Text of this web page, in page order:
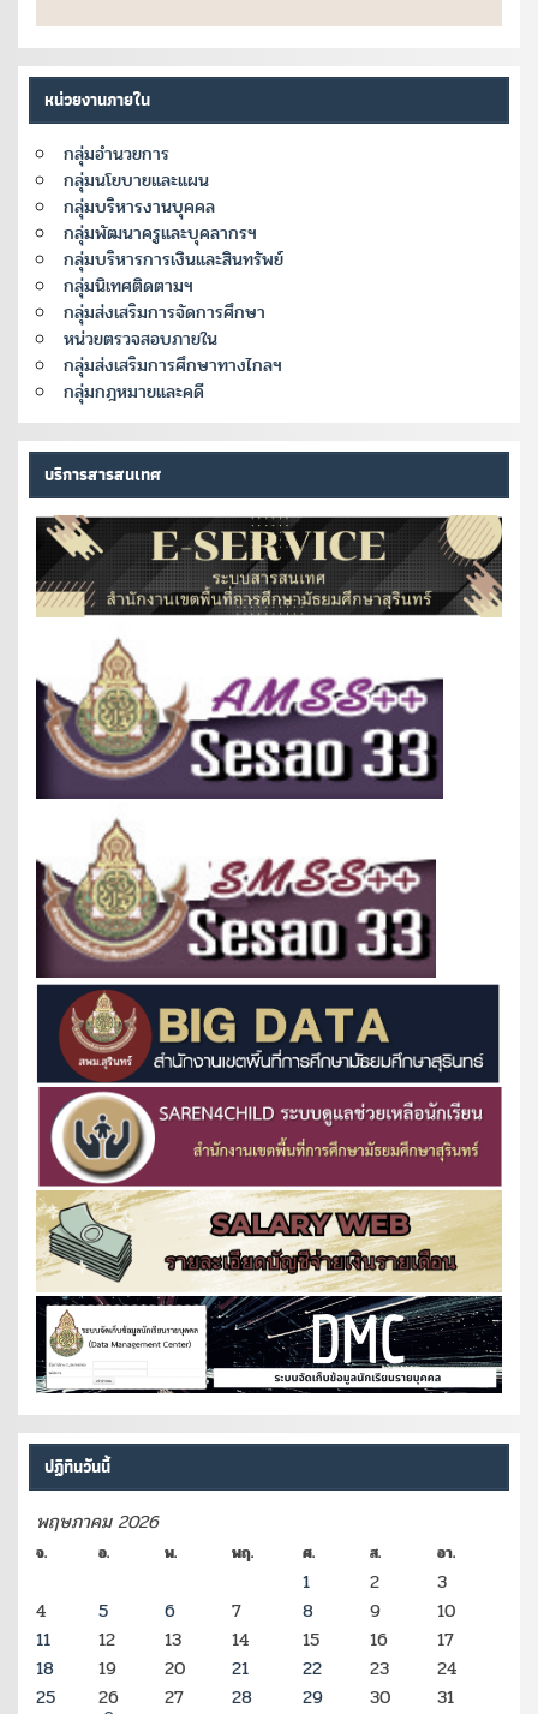
หน่วยงานภายใน
กลุ่มอำนวยการ
กลุ่มนโยบายและแผน
กลุ่มบริหารงานบุคคล
กลุ่มพัฒนาครูและบุคลากรฯ
กลุ่มบริหารการเงินและสินทรัพย์
กลุ่มนิเทศติดตามฯ
กลุ่มส่งเสริมการจัดการศึกษา
หน่วยตรวจสอบภายใน
กลุ่มส่งเสริมการศึกษาทางไกลฯ
กลุ่มกฎหมายและคดี
บริการสารสนเทศ
ปฏิทินวันนี้
พฤษภาคม 2026
จ. อ. พ. พฤ. ศ. ส. อา.
1 2
3
4
5 6 7 8 9
10
11
12 13 14 15 16
17
18
19 20 21 22 23
24
25
26 27 28 29 30 31